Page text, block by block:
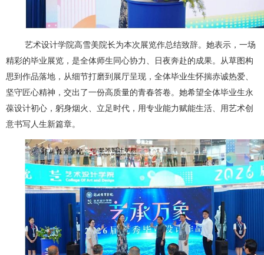
艺术设计学院高雪美院长为本次展览作总结致辞。她表示，一场
精彩的毕业展览，是全体师生同心协力、日夜奔赴的成果。从草图构
思到作品落地，从细节打磨到展厅呈现，全体毕业生怀揣赤诚热爱、
坚守匠心精神，交出了一份高质量的青春答卷。她希望全体毕业生永
葆设计初心，躬身烟火、立足时代，用专业能力赋能生活、用艺术创
意书写人生新篇章。